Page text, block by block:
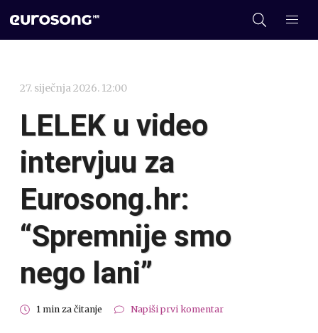
27. siječnja 2026. 12:00
LELEK u video
intervjuu za
Eurosong.hr:
“Spremnije smo
nego lani”
1 min za čitanje Napiši prvi komentar